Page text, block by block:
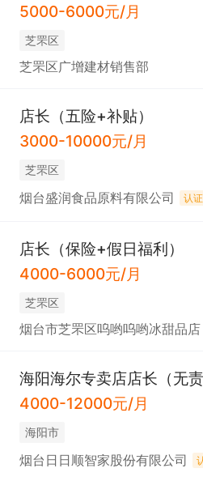
5000-6000元/月
芝罘区
芝罘区广增建材销售部
店长（五险+补贴）
3000-10000元/月
芝罘区
烟台盛润食品原料有限公司 认证
店长（保险+假日福利）
4000-6000元/月
芝罘区
烟台市芝罘区呜哟呜哟冰甜品
海阳海尔专卖店店长（无
4000-12000元/月
海阳市
烟台日日顺智家股份有限公司